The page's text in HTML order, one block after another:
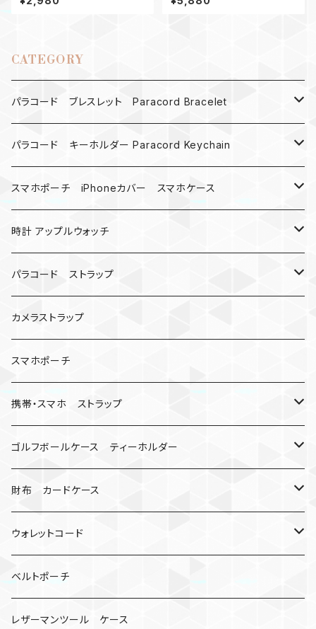
mbat_デザートカモ黒
erロング
CATEGORY
パラコード ブレスレット Paracord Bracelet
MAD MAX
バックル
バックル無し
シャックル
数珠
パラコード キーホルダー Paracord Keychain
ハロウィン
コンパス
ベルトループ
クボタン
キーケース
人形
忍者
ミイラ
キャンプ道具
ナット
レザーマン
マルチツール
オニヤンマ
スマホポーチ iPhoneカバー スマホケース
楽天ミニ ケース
iPhone
時計 アップルウォッチ
カナビラウォッチ
腕時計
アップルウォッチ
バックル
マッドマックス
パラコード ストラップ
サバイバルツール
カメラストラップ
スマホポーチ
携帯・スマホ ストラップ
ネックストラップ・ショルダーストラップ
ハンドストラップ
リングストラップ
ゴルフボールケース ティーホルダー
ゴルフマーカー
ゴルフボールケース
ティーホルダー
財布 カードケース
コインケース
チューブ
コインケース
紙
ウォレットコード
2カラー
ベルトポーチ
レザーマンツール ケース